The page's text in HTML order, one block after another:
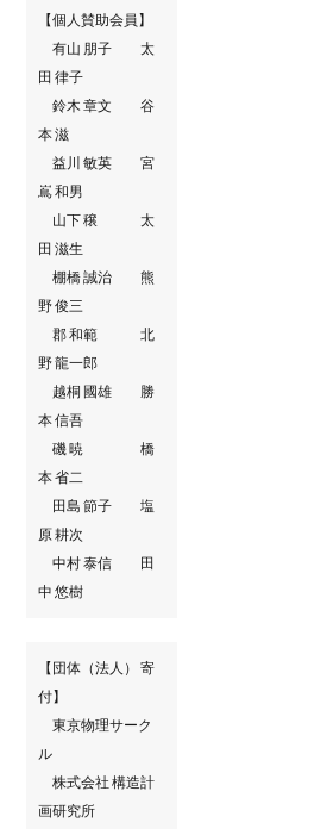
【個人賛助会員】
有山 朋子 太
田 律子
鈴木 章文 谷
本 滋
益川 敏英 宮
嶌 和男
山下 穣 太
田 滋生
棚橋 誠治 熊
野 俊三
郡 和範 北
野 龍一郎
越桐 國雄 勝
本 信吾
磯 暁 橋
本 省二
田島 節子 塩
原 耕次
中村 泰信 田
中 悠樹
【団体（法人） 寄
付】
東京物理サーク
ル
株式会社 構造計
画研究所